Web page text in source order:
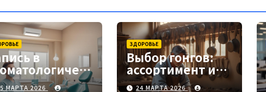
в
клинику
МАРТА 2026
ЗДОРОВЬЕ
Выбор гонгов:
ассортимент и
характеристики
24 МАРТА 2026